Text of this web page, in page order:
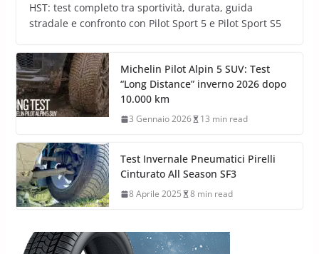
HST: test completo tra sportività, durata, guida
stradale e confronto con Pilot Sport 5 e Pilot Sport S5
Michelin Pilot Alpin 5 SUV: Test
“Long Distance” inverno 2026 dopo
10.000 km
3 Gennaio 2026 13 min read
Test Invernale Pneumatici Pirelli
Cinturato All Season SF3
8 Aprile 2025 8 min read